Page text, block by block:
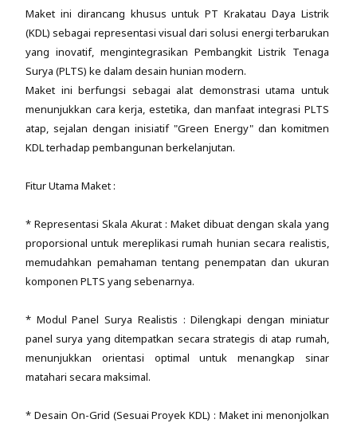
Maket ini dirancang khusus untuk PT Krakatau Daya Listrik
(KDL) sebagai representasi visual dari solusi energi terbarukan
yang inovatif, mengintegrasikan Pembangkit Listrik Tenaga
Surya (PLTS) ke dalam desain hunian modern.
Maket ini berfungsi sebagai alat demonstrasi utama untuk
menunjukkan cara kerja, estetika, dan manfaat integrasi PLTS
atap, sejalan dengan inisiatif "Green Energy" dan komitmen
KDL terhadap pembangunan berkelanjutan.
Fitur Utama Maket :
* Representasi Skala Akurat : Maket dibuat dengan skala yang
proporsional untuk mereplikasi rumah hunian secara realistis,
memudahkan pemahaman tentang penempatan dan ukuran
komponen PLTS yang sebenarnya.
* Modul Panel Surya Realistis : Dilengkapi dengan miniatur
panel surya yang ditempatkan secara strategis di atap rumah,
menunjukkan orientasi optimal untuk menangkap sinar
matahari secara maksimal.
* Desain On-Grid (Sesuai Proyek KDL) : Maket ini menonjolkan